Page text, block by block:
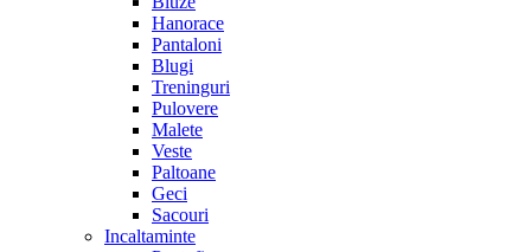
Hanorace
Pantaloni
Blugi
Treninguri
Pulovere
Malete
Veste
Paltoane
Geci
Sacouri
Incaltaminte